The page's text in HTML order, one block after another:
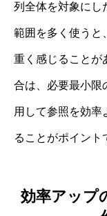
列全体を対象にし
範囲を多く使うと
重く感じることが
合は、必要最小限
用して参照を効率
ることがポイント
効率アップ